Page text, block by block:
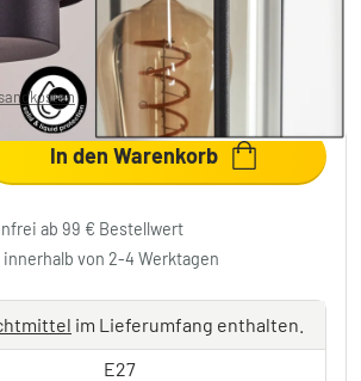
€ UVP: 69,99 €
In den Warenkorb
ab 99 € Bestellwert
von 2-4 Werktagen
im Lieferumfang enthalten.
E27